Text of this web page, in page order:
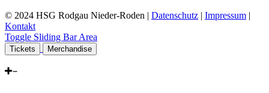
© 2024 HSG Rodgau Nieder-Roden | Datenschutz | Impressum |
Kontakt
Toggle Sliding Bar Area
Tickets Merchandise